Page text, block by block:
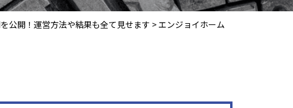
公開！運営方法や結果も全て見せます >エンジョイホーム